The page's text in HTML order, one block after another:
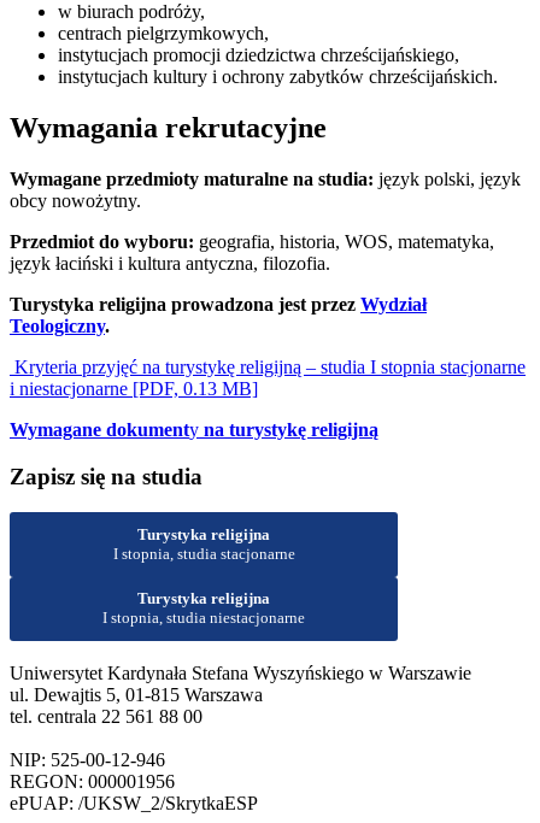
w biurach podróży,
centrach pielgrzymkowych,
instytucjach promocji dziedzictwa chrześcijańskiego,
instytucjach kultury i ochrony zabytków chrześcijańskich.
Wymagania rekrutacyjne
Wymagane przedmioty maturalne na studia: język polski, język
obcy nowożytny.
Przedmiot do wyboru: geografia, historia, WOS, matematyka,
język łaciński i kultura antyczna, filozofia.
Turystyka religijna prowadzona jest przez Wydział
Teologiczny.
Kryteria przyjęć na turystykę religijną – studia I stopnia stacjonarne
i niestacjonarne [PDF, 0.13 MB]
Wymagane dokumenty na turystykę religijną
Zapisz się na studia
Turystyka religijna
I stopnia, studia stacjonarne
Turystyka religijna
I stopnia, studia niestacjonarne
Uniwersytet Kardynała Stefana Wyszyńskiego w Warszawie
ul. Dewajtis 5, 01-815 Warszawa
tel. centrala 22 561 88 00
NIP: 525-00-12-946
REGON: 000001956
ePUAP: /UKSW_2/SkrytkaESP